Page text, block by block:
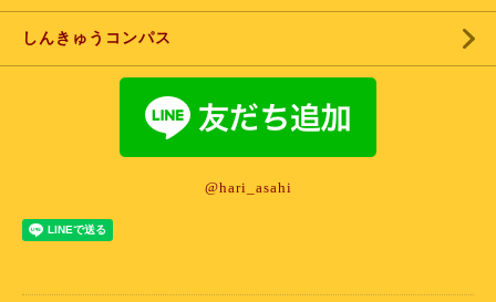
しんきゅうコンパス
@hari_asahi